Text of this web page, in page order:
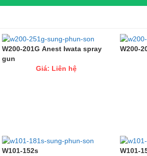
W200-201G Anest Iwata spray
gun
Giá: Liên hệ
W200-
W101-152s
W101-